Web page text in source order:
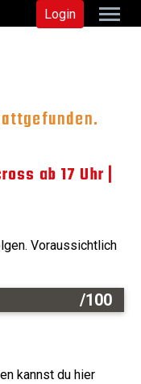
Login
ab 17 Uhr |
Voraussichtlich
/100
kannst du hier